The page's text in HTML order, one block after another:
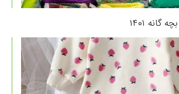
۱۴۰۱